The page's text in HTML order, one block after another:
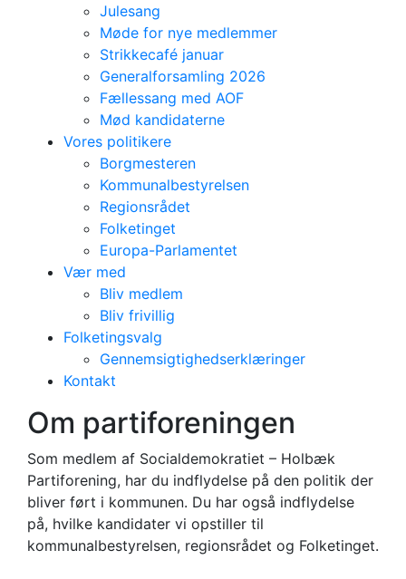
Julesang
Møde for nye medlemmer
Strikkecafé januar
Generalforsamling 2026
Fællessang med AOF
Mød kandidaterne
Vores politikere
Borgmesteren
Kommunalbestyrelsen
Regionsrådet
Folketinget
Europa-Parlamentet
Vær med
Bliv medlem
Bliv frivillig
Folketingsvalg
Gennemsigtighedserklæringer
Kontakt
Om
partiforeningen
Om partiforeningen
Som medlem af Socialdemokratiet – Holbæk
Partiforening, har du indflydelse på den politik der
bliver ført i kommunen. Du har også indflydelse
på, hvilke kandidater vi opstiller til
kommunalbestyrelsen, regionsrådet og Folketinget.